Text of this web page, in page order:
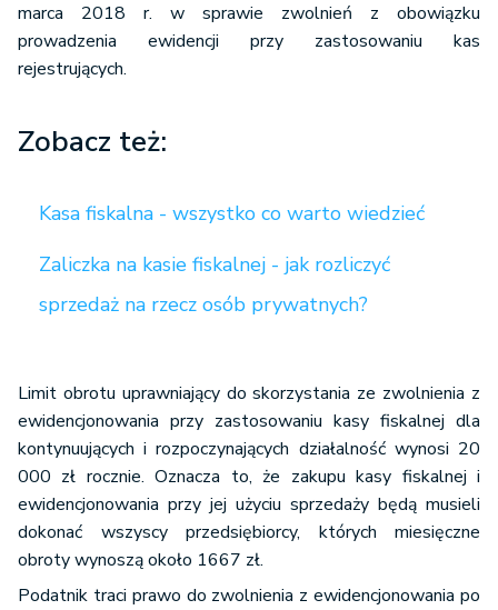
marca 2018
r. w sprawie zwolnień z obowiązku
prowadzenia ewidencji przy zastosowaniu kas
rejestrujących.
Zobacz też:
Kasa fiskalna - wszystko co warto wiedzieć
Zaliczka na kasie fiskalnej - jak rozliczyć
sprzedaż na rzecz osób prywatnych?
Limit obrotu uprawniający do skorzystania ze zwolnienia z
ewidencjonowania przy zastosowaniu kasy fiskalnej dla
kontynuujących i rozpoczynających działalność wynosi 20
000 zł rocznie. Oznacza to, że zakupu kasy fiskalnej i
ewidencjonowania przy jej użyciu sprzedaży będą musieli
dokonać wszyscy przedsiębiorcy, których miesięczne
obroty wynoszą około 1667 zł.
Podatnik traci prawo do zwolnienia z ewidencjonowania po